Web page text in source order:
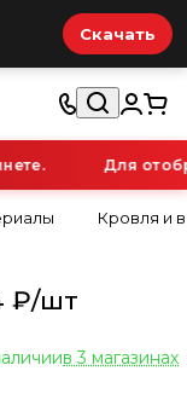
Скачать
Для
Кровля и
₽/шт
в 3 магазинах